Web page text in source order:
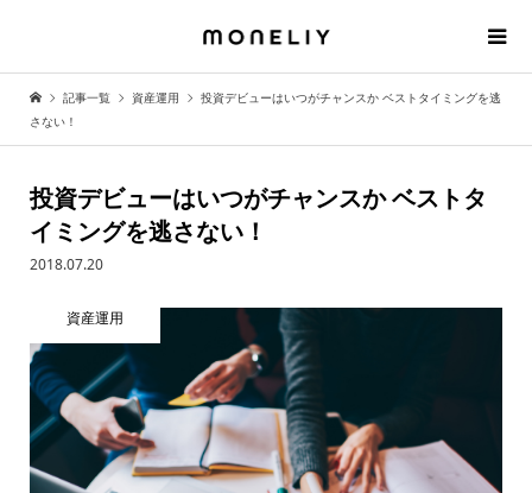
記事一覧 資産運用
投資デビューはいつがチャンスか ベストタイミングを逃
さない！
投資デビューはいつがチャンスか ベストタ
イミングを逃さない！
2018.07.20
資産運用